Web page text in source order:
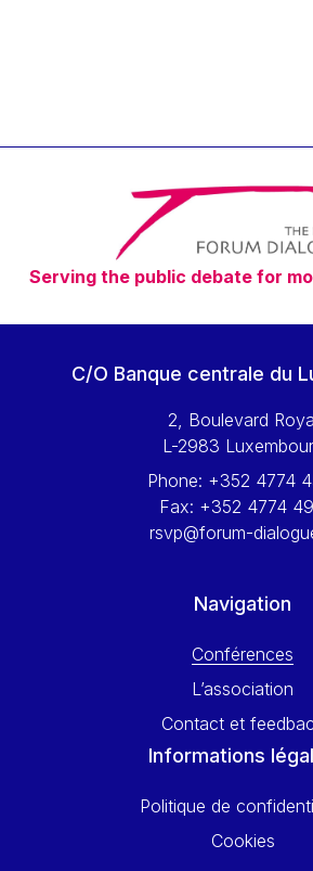
Timothy Radcliffe
Vaclav Klaus
Vassilios Skouris
Vítor Manuel da Silva
Viviane Reding
Walter Hagg
Wolfgang Ketterle
Yossi Beillin
Yves FRANCHET
Serving the public debate for
C/O Banque centrale du
2, Boulevard
L-2983
Phone: +352 4774
Fax: +352 4774
rsvp@forum-
Navigation
Conférences
L’association
Contact et
Informations
Politique de
Cookies